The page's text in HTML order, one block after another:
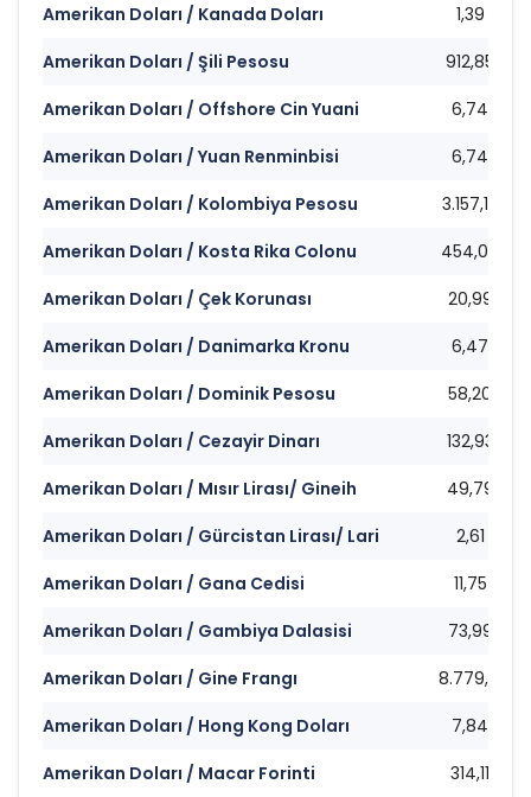
Amerikan Doları / Kanada Doları
1,39
Amerikan Doları / Şili Pesosu
912,85
Amerikan Doları / Offshore Cin Yuani
6,74
Amerikan Doları / Yuan Renminbisi
6,74
Amerikan Doları / Kolombiya Pesosu
3.157,15
Amerikan Doları / Kosta Rika Colonu
454,00
Amerikan Doları / Çek Korunası
20,99
Amerikan Doları / Danimarka Kronu
6,47
Amerikan Doları / Dominik Pesosu
58,20
Amerikan Doları / Cezayir Dinarı
132,93
Amerikan Doları / Mısır Lirası/ Gineih
49,79
Amerikan Doları / Gürcistan Lirası/ Lari
2,61
Amerikan Doları / Gana Cedisi
11,75
Amerikan Doları / Gambiya Dalasisi
73,99
Amerikan Doları / Gine Frangı
8.779,51
Amerikan Doları / Hong Kong Doları
7,84
Amerikan Doları / Macar Forinti
314,11